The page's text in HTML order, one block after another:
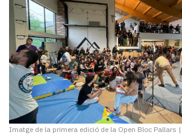
Imatge de la primera edició de la Open Bloc Pallars |